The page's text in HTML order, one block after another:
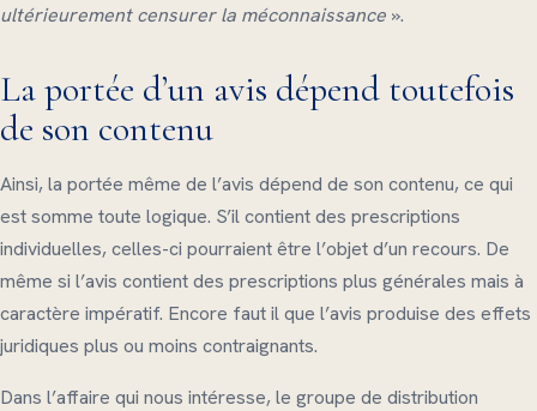
ultérieurement censurer la méconnaissance ».
La portée d’un avis dépend toutefois
de son contenu
Ainsi, la portée même de l’avis dépend de son contenu, ce qui
est somme toute logique. S’il contient des prescriptions
individuelles, celles-ci pourraient être l’objet d’un recours. De
même si l’avis contient des prescriptions plus générales mais à
caractère impératif. Encore faut il que l’avis produise des effets
juridiques plus ou moins contraignants.
Dans l’affaire qui nous intéresse, le groupe de distribution